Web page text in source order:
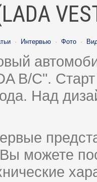
· Интервью · Фото ·
B/C".
Над
Вы можете